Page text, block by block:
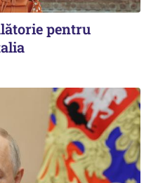
pentru